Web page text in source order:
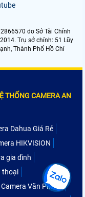
do Sở Tài Chính
Trụ sở chính: 51 Lũy
Thành Phố Hồ Chí
THỐNG CAMERA AN
Dahua Giá Rẻ
HIKVISION
gia đình
thoại
Văn Phòng